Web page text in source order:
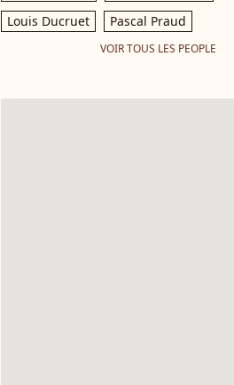
Louis Ducruet
Pascal Praud
VOIR TOUS LES PEOPLE